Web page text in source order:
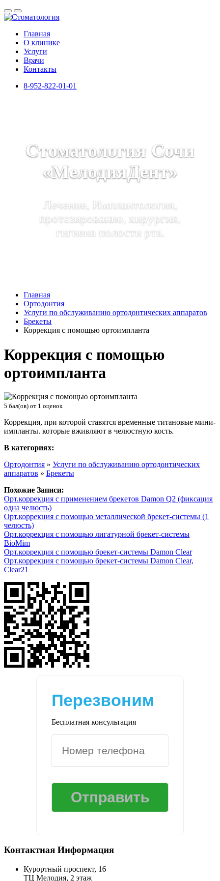
Главная
О клинике
Услуги
Врачи
Контакты
8-952-822-01-01
Стоматология Сочи
«МелодияДент»
Лечение, Имплантология,
протезирование, хирургия,
гигиена полости рта.
Главная
Ортодонтия
Услуги по обслуживанию ортодонтических аппаратов
Брекеты
Коррекция с помощью ортоимпланта
Коррекция с помощью
ортоимпланта
5 бал(ов) от 1 оценок
Коррекция, при которой ставятся временные титановые мини-
импланты. которые вживляют в челюстную кость.
В категориях:
Ортодонтия » Услуги по обслуживанию ортодонтических
аппаратов » Брекеты
Похожие Записи:
Орт.коррекция с применением брекетов Damon Q2 (фиксация
одна челюсть)
Орт.коррекция с помощью металлической брекет-системы (1
челюсть)
Орт.коррекция с помощью лигатурной брекет-системы
BioMim
Орт.коррекция с помощью брекет-системы Damon Clear
Орт.коррекция с помощью брекет-системы Damon Clear,
Clear21
Перезвоним
Бесплатная консультация
Контактная Информация
Курортный проспект, 16
ТЦ Мелодия, 2 этаж